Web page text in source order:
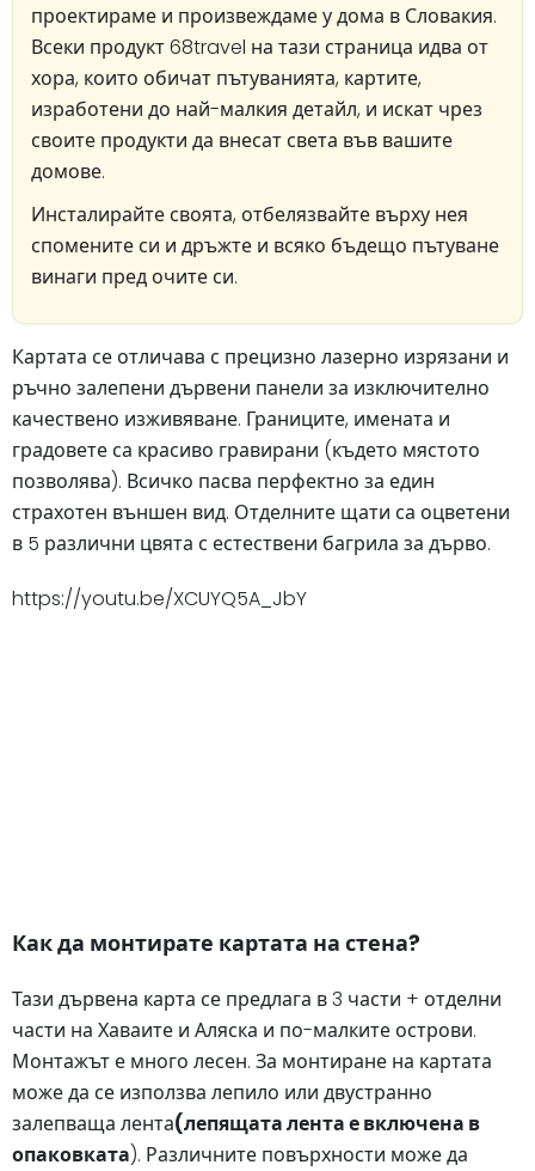
проектираме и произвеждаме у дома в Словакия.
Всеки продукт 68travel на тази страница идва от
хора, които обичат пътуванията, картите,
изработени до най-малкия детайл, и искат чрез
своите продукти да внесат света във вашите
домове.
Инсталирайте своята, отбелязвайте върху нея
спомените си и дръжте и всяко бъдещо пътуване
винаги пред очите си.
Картата се отличава с прецизно лазерно изрязани и
ръчно залепени дървени панели за изключително
качествено изживяване. Границите, имената и
градовете са красиво гравирани (където мястото
позволява). Всичко пасва перфектно за един
страхотен външен вид. Отделните щати са оцветени
в 5 различни цвята с естествени багрила за дърво.
https://youtu.be/XCUYQ5A_JbY
Как да монтирате картата на стена?
Тази дървена карта се предлага в 3 части + отделни
части на Хаваите и Аляска и по-малките острови.
Монтажът е много лесен. За монтиране на картата
може да се използва лепило или двустранно
залепваща лента(лепящата лента е включена в
опаковката). Различните повърхности може да